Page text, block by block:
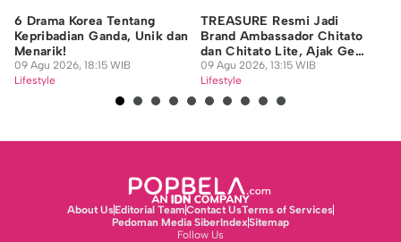
6 Drama Korea Tentang
Kepribadian Ganda, Unik dan
Menarik!
09 Agu 2026, 18:15 WIB
Lifestyle
TREASURE Resmi Jadi
Brand Ambassador Chitato
dan Chitato Lite, Ajak Gen Z
Berani Berkembang dengan
Caranya Sendiri
09 Agu 2026, 13:15 WIB
Lifestyle
About UsEditorial TeamContact UsTerms of Services
Pedoman Media SiberIndexSitemap
Follow Us